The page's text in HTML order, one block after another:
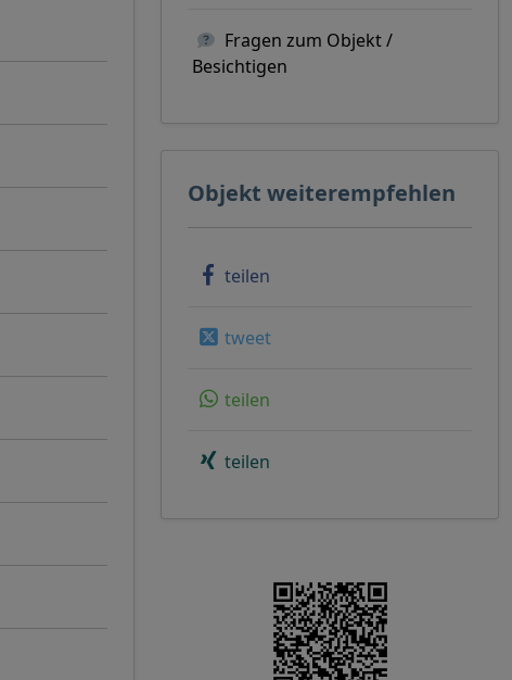
Fragen zum Objekt /
Besichtigen
Objekt weiterempfehlen
teilen
tweet
teilen
teilen